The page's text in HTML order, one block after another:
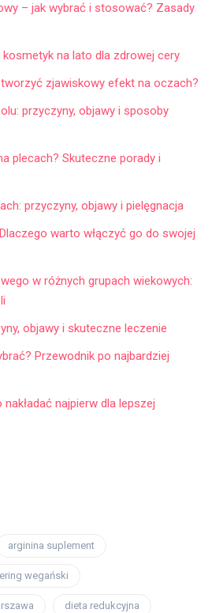
– jak wybrać i stosować? Zasady
na lato dla zdrowej cery
zjawiskowy efekt na oczach?
przyczyny, objawy i sposoby
plecach? Skuteczne porady i
przyczyny, objawy i pielęgnacja
warto włączyć go do swojej
w różnych grupach wiekowych:
objawy i skuteczne leczenie
Przewodnik po najbardziej
najpierw dla lepszej
arginina suplement
wegański
dieta redukcyjna